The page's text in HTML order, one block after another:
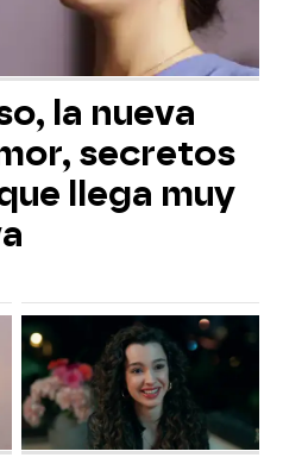
la nueva
secretos
llega muy